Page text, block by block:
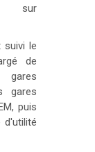
sur
suivi le
de
gares
gares
puis
d'utilité